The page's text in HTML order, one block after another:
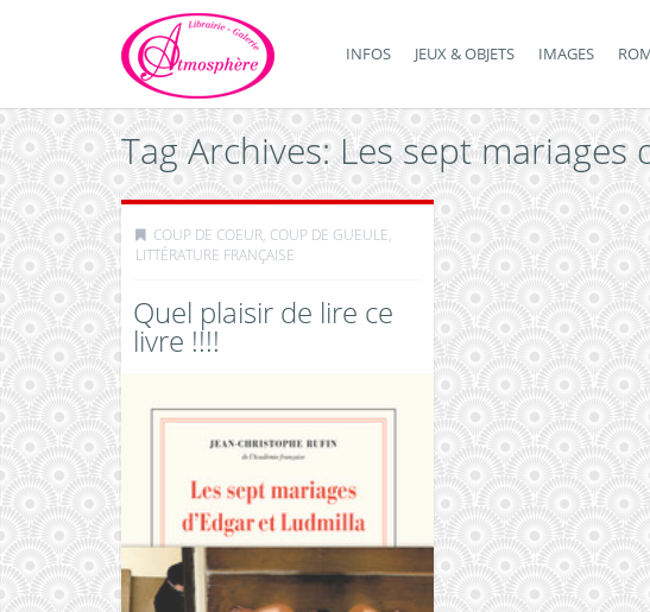
INFOS JEUX & OBJETS IMAGES
Tag Archives: Les sept mariages
COUP DE COEUR, COUP DE GUEULE,
LITTÉRATURE FRANÇAISE
Quel plaisir de lire ce
livre !!!!